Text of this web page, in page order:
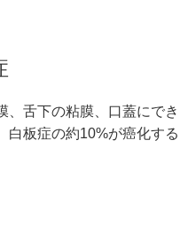
、舌下の粘膜、口蓋にで
白板症の約10%が癌化する